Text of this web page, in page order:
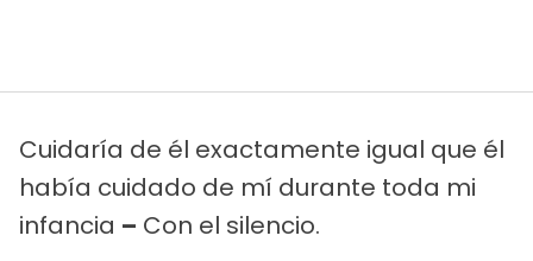
Cuidaría de él exactamente igual que él
había cuidado de mí durante toda mi
infancia – Con el silencio.